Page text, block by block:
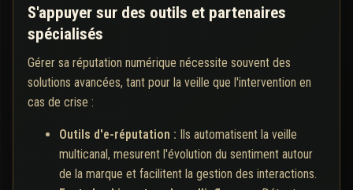
S'appuyer sur des outils et partenaires
spécialisés
Gérer sa réputation numérique nécessite souvent des
solutions avancées, tant pour la veille que l'intervention en
cas de crise :
Outils d'e-réputation :
Ils automatisent la veille
multicanal, mesurent l'évolution du sentiment autour
de la marque et facilitent la gestion des interactions.